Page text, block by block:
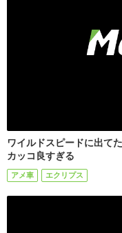
ワイルドスピードに出て
カッコ良すぎる
アメ車 エクリプス